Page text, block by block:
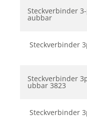
Steckverbinder
aubbar
Steckverbinder
Steckverbinder
ubbar 3823
Steckverbinder